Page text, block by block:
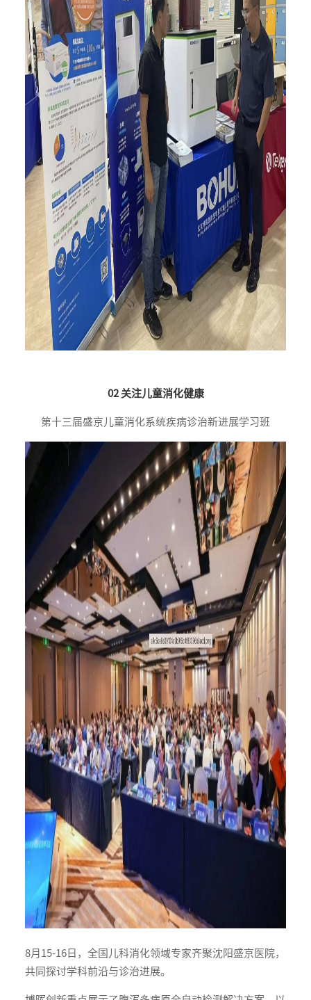
02 关注儿童消化健康
第十三届盛京儿童消化系统疾病诊治新进展学习班
8月15-16日，全国儿科消化领域专家齐聚沈阳盛京医院，
共同探讨学科前沿与诊治进展。